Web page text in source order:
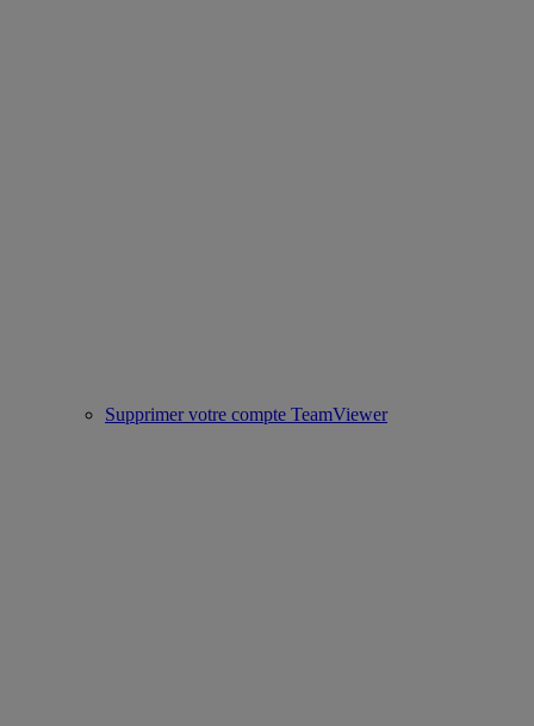
Supprimer votre compte TeamViewer